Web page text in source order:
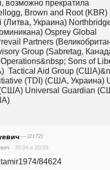
возможно прекратила
Brown and Root (KBR)
Украина)
Osprey Global
Partners
Group (Sabretag,
Sons of
Tactical Aid Group
(TDI) (США, Украина)
(США) Universal Guardian
— (2172)
30.04 в 20:59
84624